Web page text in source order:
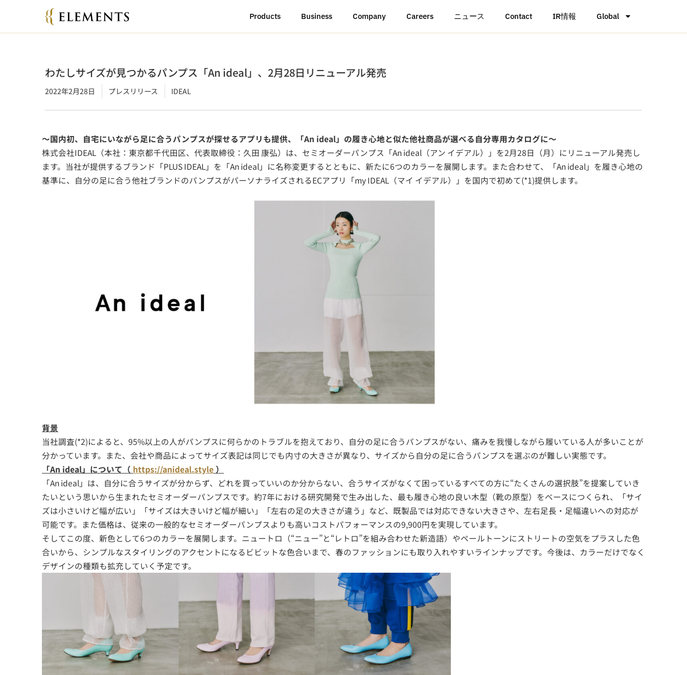
Products Business Company Careers ニュース Contact IR情報 Global
わたしサイズが見つかるパンプス「An ideal」、2月28日リニューアル発売
2022年2月28日 プレスリリース IDEAL
～国内初、自宅にいながら足に合うパンプスが探せるアプリも提供、「An ideal」の履き心地と似た他社商品が選べる自分専用カタログに～
株式会社IDEAL（本社：東京都千代田区、代表取締役：久田 康弘）は、セミオーダーパンプス「An ideal（アン イデアル）」を2月28日（月）にリニューアル発売し
ます。当社が提供するブランド「PLUS IDEAL」を「An ideal」に名称変更するとともに、新たに6つのカラーを展開します。また合わせて、「An ideal」を履き心地の
基準に、自分の足に合う他社ブランドのパンプスがパーソナライズされるECアプリ「my IDEAL（マイ イデアル）」を国内で初めて(*1)提供します。
背景
当社調査(*2)によると、95%以上の人がパンプスに何らかのトラブルを抱えており、自分の足に合うパンプスがない、痛みを我慢しながら履いている人が多いことが
分かっています。また、会社や商品によってサイズ表記は同じでも内寸の大きさが異なり、サイズから自分の足に合うパンプスを選ぶのが難しい実態です。
「An ideal」について（ https://anideal.style ）
「An ideal」は、自分に合うサイズが分からず、どれを買っていいのか分からない、合うサイズがなくて困っているすべての方に“たくさんの選択肢”を提案していき
たいという思いから生まれたセミオーダーパンプスです。約7年における研究開発で生み出した、最も履き心地の良い木型（靴の原型）をベースにつくられ、「サイ
ズは小さいけど幅が広い」「サイズは大きいけど幅が細い」「左右の足の大きさが違う」など、既製品では対応できない大きさや、左右足長・足幅違いへの対応が
可能です。また価格は、従来の一般的なセミオーダーパンプスよりも高いコストパフォーマンスの9,900円を実現しています。
そしてこの度、新色として6つのカラーを展開します。ニュートロ（“ニュー”と“レトロ”を組み合わせた新造語）やペールトーンにストリートの空気をプラスした色
合いから、シンプルなスタイリングのアクセントになるビビットな色合いまで、春のファッションにも取り入れやすいラインナップです。今後は、カラーだけでなく
デザインの種類も拡充していく予定です。